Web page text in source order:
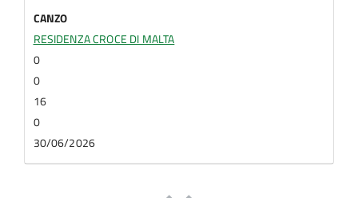
CANZO
RESIDENZA CROCE DI MALTA
0
0
16
0
30/06/2026